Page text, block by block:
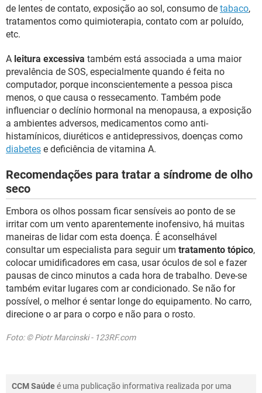
de lentes de contato, exposição ao sol, consumo de tabaco,
tratamentos como quimioterapia, contato com ar poluído,
etc.
A leitura excessiva também está associada a uma maior
prevalência de SOS, especialmente quando é feita no
computador, porque inconscientemente a pessoa pisca
menos, o que causa o ressecamento. Também pode
influenciar o declínio hormonal na menopausa, a exposição
a ambientes adversos, medicamentos como anti-
histamínicos, diuréticos e antidepressivos, doenças como
diabetes e deficiência de vitamina A.
Recomendações para tratar a síndrome de olho
seco
Embora os olhos possam ficar sensíveis ao ponto de se
irritar com um vento aparentemente inofensivo, há muitas
maneiras de lidar com esta doença. É aconselhável
consultar um especialista para seguir um tratamento tópico,
colocar umidificadores em casa, usar óculos de sol e fazer
pausas de cinco minutos a cada hora de trabalho. Deve-se
também evitar lugares com ar condicionado. Se não for
possível, o melhor é sentar longe do equipamento. No carro,
direcione o ar para o corpo e não para o rosto.
Foto: © Piotr Marcinski - 123RF.com
CCM Saúdeé uma publicação informativa realizada por uma